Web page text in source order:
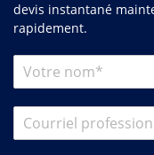
devis instantané
rapidement.